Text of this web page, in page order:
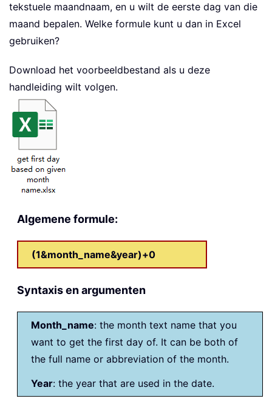
tekstuele maandnaam, en u wilt de eerste dag van die
maand bepalen. Welke formule kunt u dan in Excel
gebruiken?
Download het voorbeeldbestand als u deze
handleiding wilt volgen.
Algemene formule:
(1&month_name&year)+0
Syntaxis en argumenten
Month_name: the month text name that you
want to get the first day of. It can be both of
the full name or abbreviation of the month.
Year: the year that are used in the date.